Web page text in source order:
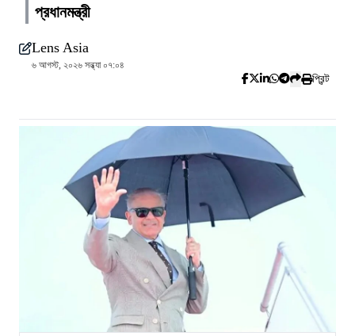
প্রধানমন্ত্রী
Lens Asia
৬ আগস্ট, ২০২৬ সন্ধ্যা ০৭:০৪
প্রিন্ট